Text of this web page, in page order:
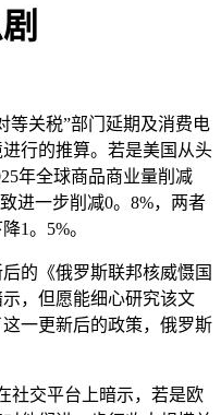
关税”部门延期及消费电
行的推算。若是美国从头
年全球商品商业量削减
进一步削减0。8%，两者
1。5%。
的《俄罗斯联邦核威慑国
，但愿能细心研究该文
一更新后的政策，俄罗斯
交平台上暗示，若是欧